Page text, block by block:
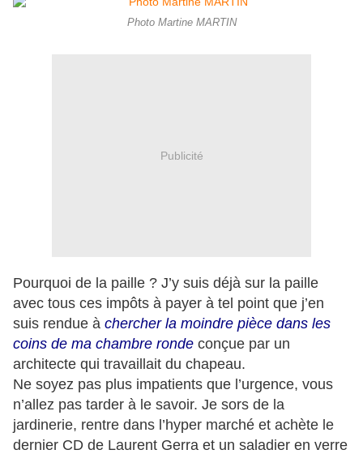
Photo Martine MARTIN
Publicité
Pourquoi de la paille ? J’y suis déjà sur la paille
avec tous ces impôts à payer à tel point que j’en
suis rendue à chercher la moindre pièce dans les
coins de ma chambre ronde conçue par un
architecte qui travaillait du chapeau.
Ne soyez pas plus impatients que l’urgence, vous
n’allez pas tarder à le savoir. Je sors de la
jardinerie, rentre dans l’hyper marché et achète le
dernier CD de Laurent Gerra et un saladier en verre